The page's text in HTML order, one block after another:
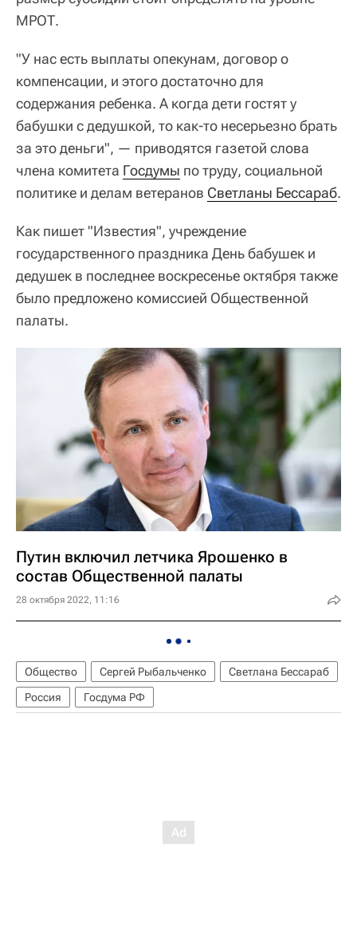
МРОТ.
"У нас есть выплаты опекунам, договор о
компенсации, и этого достаточно для
содержания ребенка. А когда дети гостят у
бабушки с дедушкой, то как-то несерьезно брать
за это деньги", — приводятся газетой слова
члена комитета Госдумы по труду, социальной
политике и делам ветеранов Светланы Бессараб.
Как пишет "Известия", учреждение
государственного праздника День бабушек и
дедушек в последнее воскресенье октября также
было предложено комиссией Общественной
палаты.
Путин включил летчика Ярошенко в
состав Общественной палаты
28 октября 2022, 11:16
Общество Сергей Рыбальченко
Светлана Бессараб
Россия
Госдума РФ